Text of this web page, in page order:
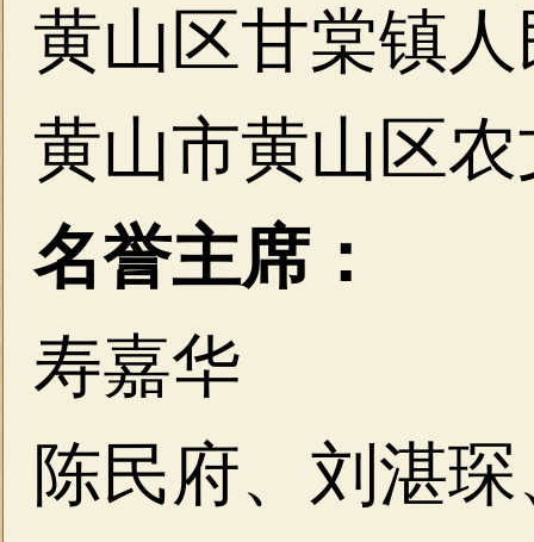
黄山区甘棠镇
黄山市黄山区
名誉主席：
寿嘉华
陈民府、刘湛